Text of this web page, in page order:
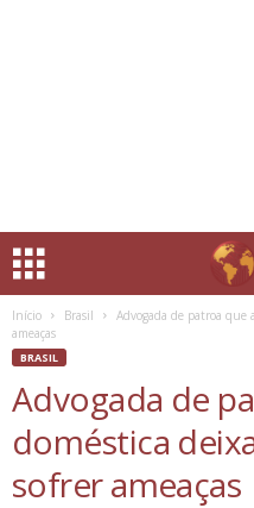
Início Brasil
Advogada de patroa que
ameaças
BRASIL
Advogada de
doméstica
sofrer ameaças